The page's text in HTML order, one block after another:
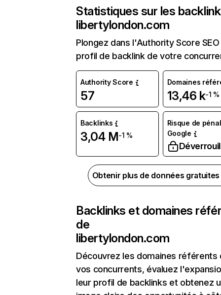
Statistiques sur les
libertylondon.com
Plongez dans l'Authority Score
profil de backlink de votre
Authority Score
57
Domaines
13,46 k-1 %
Backlinks
3,04 M-1 %
Risque de
Google
Obtenir plus de données
Backlinks et domaines
de
libertylondon.com
Découvrez les domaines référents
vos concurrents, évaluez
leur profil de backlinks et obtenez